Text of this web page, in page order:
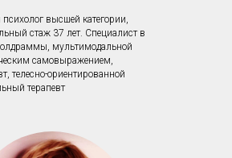
высшей категории,
стаж 37 лет. Специалист в
мультимодальной
самовыражением,
телесно-ориентированной
терапевт